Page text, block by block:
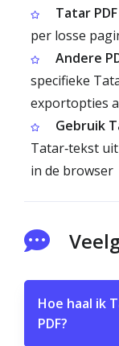
Tatar
per losse
Andere
specifieke
exportopties
Gebruik
Tatar‑tekst
in de browser
Hoe haal ik
PDF?